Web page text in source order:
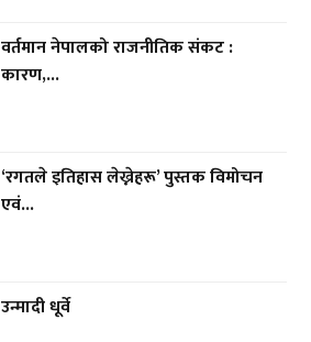
वर्तमान नेपालको राजनीतिक संकट :
कारण,...
‘रगतले इतिहास लेख्नेहरू’ पुस्तक विमोचन
एवं...
उन्मादी धूर्वे